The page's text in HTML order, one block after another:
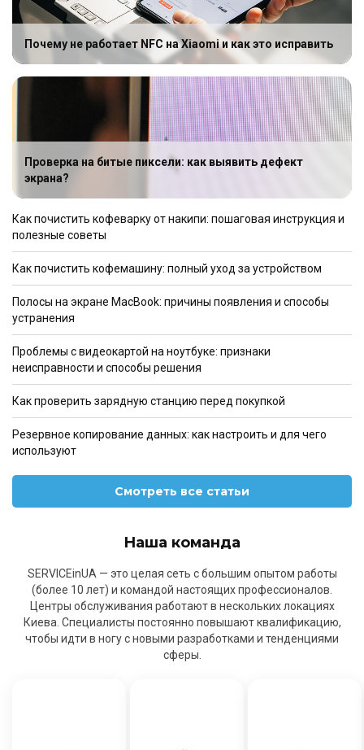
Почему не работает NFC на Xiaomi и как это исправить
Проверка на битые пиксели: как выявить дефект
экрана?
Как почистить кофеварку от накипи: пошаговая инструкция и
полезные советы
Как почистить кофемашину: полный уход за устройством
Полосы на экране MacBook: причины появления и способы
устранения
Проблемы с видеокартой на ноутбуке: признаки
неисправности и способы решения
Как проверить зарядную станцию перед покупкой
Резервное копирование данных: как настроить и для чего
используют
Смотреть все статьи
Наша команда
SERVICEinUA — это целая сеть с большим опытом работы
(более 10 лет) и командой настоящих профессионалов.
Центры обслуживания работают в нескольких локациях
Киева. Специалисты постоянно повышают квалификацию,
чтобы идти в ногу с новыми разработками и тенденциями
сферы.